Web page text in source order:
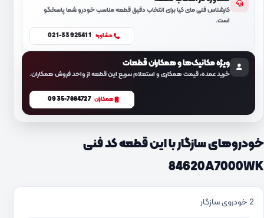
کارشناس فنی مای کیا برای انتخاب دقیق قطعه مناسب خودرو شما پاسخگو
است.
مشاوره 021-33925411
ویژه مکانیک‌ها و همکاران قطعات
خرید عمده، قیمت همکاری و استعلام سریع این قطعه از واحد فروش همکاران.
همکاران 0935-7884727
خودروهای سازگار با این قطعه کد فنی
84620A7000WK
2 خودروی سازگار